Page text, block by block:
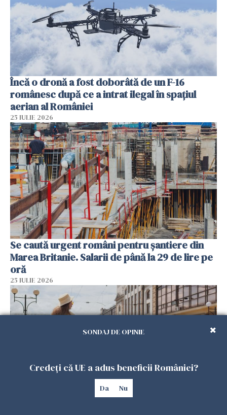
Încă o dronă a fost doborâtă de un F-16
românesc după ce a intrat ilegal în spațiul
aerian al României
25 IULIE 2026
Se caută urgent români pentru șantiere din
Marea Britanie. Salarii de până la 29 de lire pe
oră
25 IULIE 2026
SONDAJ DE OPINIE
Credeți că UE a adus beneficii României?
Da Nu